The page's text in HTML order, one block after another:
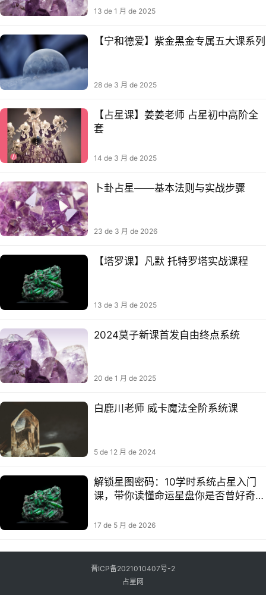
13 de 1 月 de 2025
【宁和德爱】紫金黑金专属五大课系列
28 de 3 月 de 2025
【占星课】姜姜老师 占星初中高阶全
套
14 de 3 月 de 2025
卜卦占星——基本法则与实战步骤
23 de 3 月 de 2026
【塔罗课】凡默 托特罗塔‬实战课程
13 de 3 月 de 2025
2024莫子新课首发自由终点系统
20 de 1 月 de 2025
白鹿川老师 威卡魔法全阶系统课
5 de 12 月 de 2024
解锁星图密码：10学时系统占星入门
课，带你读懂命运星盘你是否曾好奇，
着怎样的人生密码？
17 de 5 月 de 2026
晋ICP备2021010407号-2
占星网